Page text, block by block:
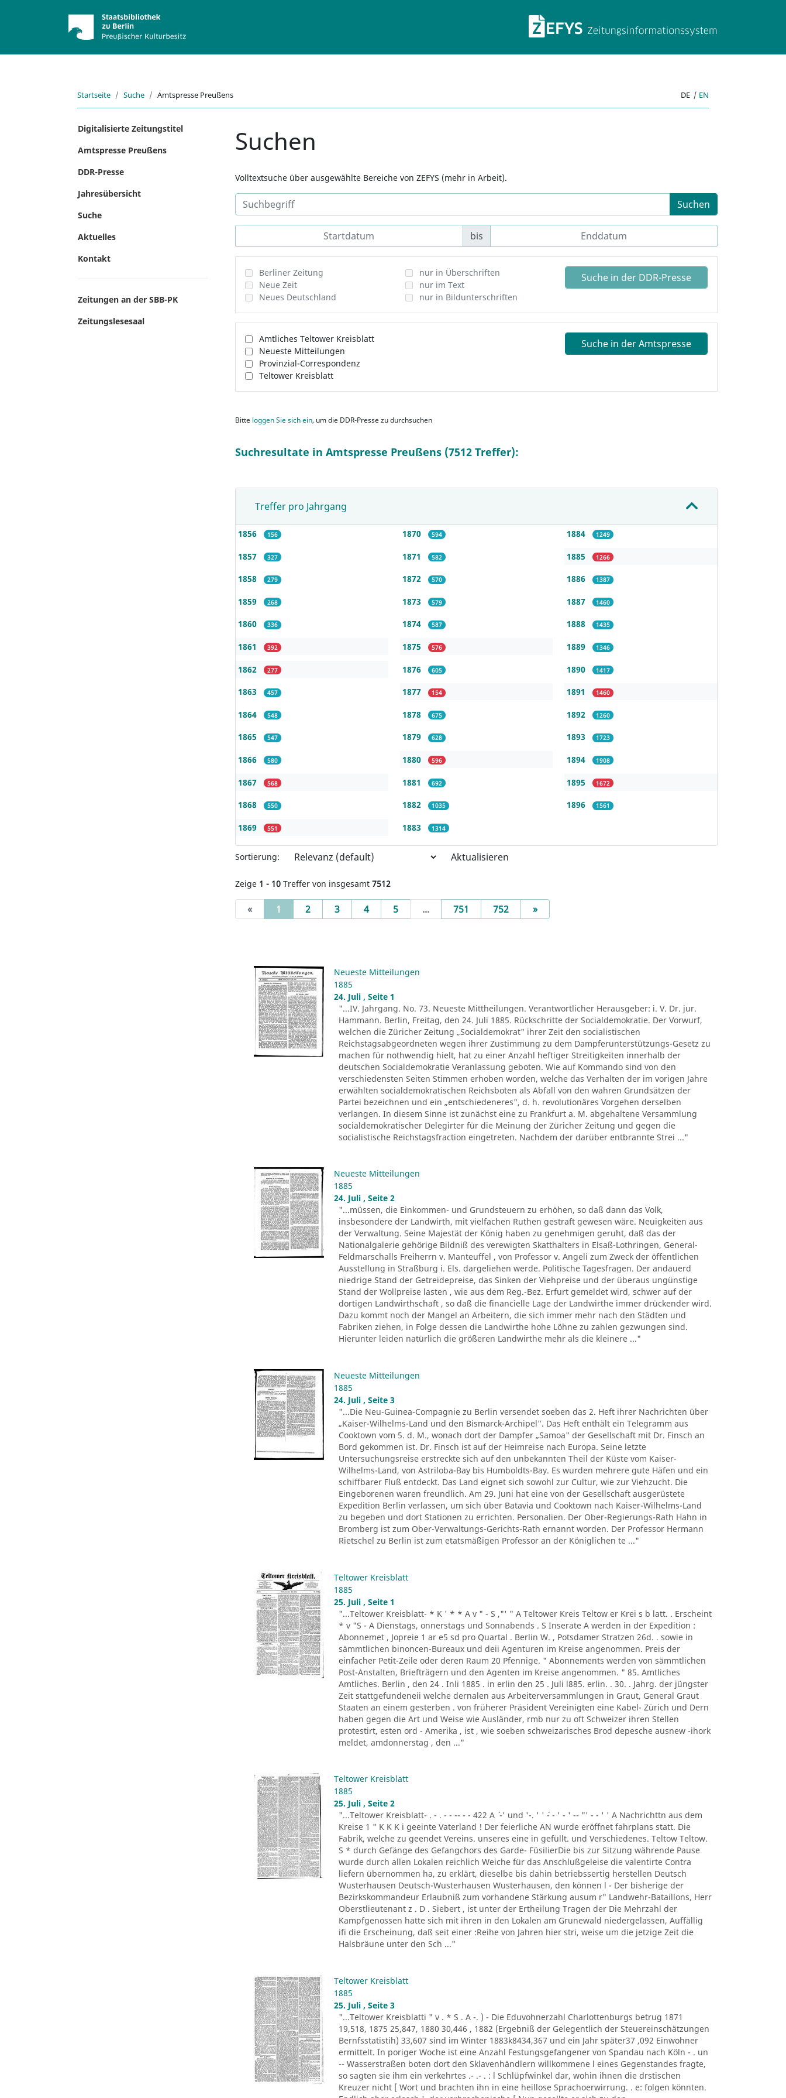
ZEFYS
Startseite Suche Amtspresse Preußens DE | EN
Digitalisierte Zeitungstitel
Amtspresse Preußens
DDR-Presse
Jahresübersicht
Suche
Aktuelles
Kontakt
Zeitungen an der SBB-PK
Zeitungslesesaal
Suchen
Volltextsuche über ausgewählte Bereiche von ZEFYS (mehr in Arbeit).
Suchen
bis
Berliner Zeitung
Neue Zeit
Neues Deutschland
nur in Überschriften
nur im Text
nur in Bildunterschriften
Suche in der DDR-Presse
Amtliches Teltower Kreisblatt
Neueste Mitteilungen
Provinzial-Correspondenz
Teltower Kreisblatt
Suche in der Amtspresse
Bitte loggen Sie sich ein, um die DDR-Presse zu durchsuchen
Suchresultate in Amtspresse Preußens (7512 Treffer):
Treffer pro Jahrgang
1856 156
1857 327
1858 279
1859 268
1860 336
1861 392
1862 277
1863 457
1864 548
1865 547
1866 580
1867 568
1868 550
1869 551
1870 594
1871 582
1872 570
1873 579
1874 587
1875 576
1876 605
1877 154
1878 675
1879 628
1880 596
1881 692
1882 1035
1883 1314
1884 1249
1885 1266
1886 1387
1887 1460
1888 1435
1889 1346
1890 1417
1891 1460
1892 1260
1893 1723
1894 1908
1895 1672
1896 1561
Sortierung: Aktualisieren
Zeige 1 - 10 Treffer von insgesamt 7512
« 1 (current)
2 3 4 5 ... 751 752 »Next
Neueste Mitteilungen
1885
24. Juli , Seite 1
"...IV. Jahrgang. No. 73. Neueste Mittheilungen. Verantwortlicher Herausgeber: i. V. Dr. jur.
Hammann. Berlin, Freitag, den 24. Juli 1885. Rückschritte der Socialdemokratie. Der Vorwurf,
welchen die Züricher Zeitung „Socialdemokrat" ihrer Zeit den socialistischen
Reichstagsabgeordneten wegen ihrer Zustimmung zu dem Dampferunterstützungs-Gesetz zu
machen für nothwendig hielt, hat zu einer Anzahl heftiger Streitigkeiten innerhalb der
deutschen Socialdemokratie Veranlassung geboten. Wie auf Kommando sind von den
verschiedensten Seiten Stimmen erhoben worden, welche das Verhalten der im vorigen Jahre
erwählten socialdemokratischen Reichsboten als Abfall von den wahren Grundsätzen der
Partei bezeichnen und ein „entschiedeneres", d. h. revolutionäres Vorgehen derselben
verlangen. In diesem Sinne ist zunächst eine zu Frankfurt a. M. abgehaltene Versammlung
socialdemokratischer Delegirter für die Meinung der Züricher Zeitung und gegen die
socialistische Reichstagsfraction eingetreten. Nachdem der darüber entbrannte Strei ..."
Neueste Mitteilungen
1885
24. Juli , Seite 2
"...müssen, die Einkommen- und Grundsteuern zu erhöhen, so daß dann das Volk,
insbesondere der Landwirth, mit vielfachen Ruthen gestraft gewesen wäre. Neuigkeiten aus
der Verwaltung. Seine Majestät der König haben zu genehmigen geruht, daß das der
Nationalgalerie gehörige Bildniß des verewigten Skatthalters in Elsaß-Lothringen, General-
Feldmarschalls Freiherrn v. Manteuffel , von Professor v. Angeli zum Zweck der öffentlichen
Ausstellung in Straßburg i. Els. dargeliehen werde. Politische Tagesfragen. Der andauerd
niedrige Stand der Getreidepreise, das Sinken der Viehpreise und der überaus ungünstige
Stand der Wollpreise lasten , wie aus dem Reg.-Bez. Erfurt gemeldet wird, schwer auf der
dortigen Landwirthschaft , so daß die financielle Lage der Landwirthe immer drückender wird.
Dazu kommt noch der Mangel an Arbeitern, die sich immer mehr nach den Städten und
Fabriken ziehen, in Folge dessen die Landwirthe hohe Löhne zu zahlen gezwungen sind.
Hierunter leiden natürlich die größeren Landwirthe mehr als die kleinere ..."
Neueste Mitteilungen
1885
24. Juli , Seite 3
"...Die Neu-Guinea-Compagnie zu Berlin versendet soeben das 2. Heft ihrer Nachrichten über
„Kaiser-Wilhelms-Land und den Bismarck-Archipel". Das Heft enthält ein Telegramm aus
Cooktown vom 5. d. M., wonach dort der Dampfer „Samoa" der Gesellschaft mit Dr. Finsch an
Bord gekommen ist. Dr. Finsch ist auf der Heimreise nach Europa. Seine letzte
Untersuchungsreise erstreckte sich auf den unbekannten Theil der Küste vom Kaiser-
Wilhelms-Land, von Astriloba-Bay bis Humboldts-Bay. Es wurden mehrere gute Häfen und ein
schiffbarer Fluß entdeckt. Das Land eignet sich sowohl zur Cultur, wie zur Viehzucht. Die
Eingeborenen waren freundlich. Am 29. Juni hat eine von der Gesellschaft ausgerüstete
Expedition Berlin verlassen, um sich über Batavia und Cooktown nach Kaiser-Wilhelms-Land
zu begeben und dort Stationen zu errichten. Personalien. Der Ober-Regierungs-Rath Hahn in
Bromberg ist zum Ober-Verwaltungs-Gerichts-Rath ernannt worden. Der Professor Hermann
Rietschel zu Berlin ist zum etatsmäßigen Professor an der Königlichen te ..."
Teltower Kreisblatt
1885
25. Juli , Seite 1
"...Teltower Kreisblatt- * K ' * * A v " - S ,"' " A Teltower Kreis Teltow er Krei s b latt. . Erscheint
* v "S - A Dienstags, onnerstags und Sonnabends . S Inserate A werden in der Expedition :
Abonnemet , Jopreie 1 ar e5 sd pro Quartal . Berlin W. , Potsdamer Stratzen 26d. . sowie in
sämmtlichen binoncen-Bureaux und deii Agenturen im Kreise angenommen. Preis der
einfacher Petit-Zeile oder deren Raum 20 Pfennige. " Abonnements werden von sämmtlichen
Post-Anstalten, Briefträgern und den Agenten im Kreise angenommen. " 85. Amtliches
Amtliches. Berlin , den 24 . Inli 1885 . in erlin den 25 . Juli l885. erlin. . 30. . Jahrg. der jüngster
Zeit stattgefundeneii welche dernalen aus Arbeiterversammlungen in Graut, General Graut
Staaten an einem gesterben . von früherer Präsident Vereinigten eine Kabel- Zürich und Dern
haben gegen die Art und Weise wie Ausländer, rmb nur zu oft Schweizer ihren Stellen
protestirt, esten ord - Amerika , ist , wie soeben schweizarisches Brod depesche ausnew -ihork
meldet, amdonnerstag , den ..."
Teltower Kreisblatt
1885
25. Juli , Seite 2
"...Teltower Kreisblatt- . - . - - -- - - 422 A ´ -' und '-. ' ' ´- - ' - ' -- "' - - ' ' A Nachrichttn aus dem
Kreise 1 " K K K i geeinte Vaterland ! Der feierliche AN wurde eröffnet fahrplans statt. Die
Fabrik, welche zu geendet Vereins. unseres eine in gefüllt. und Verschiedenes. Teltow Teltow.
S * durch Gefänge des Gefangchors des Garde- FüsilierDie bis zur Sitzung währende Pause
wurde durch allen Lokalen reichlich Weiche für das Anschlußgeleise die valentirte Contra
liefern übernommen ha, zu erklärt, dieselbe bis dahin betriebssertig herstellen Deutsch
Wusterhausen Deutsch-Wusterhausen Wusterhausen, den können l - Der bisherige der
Bezirkskommandeur Erlaubniß zum vorhandene Stärkung ausum r" Landwehr-Bataillons, Herr
Oberstlieutenant z . D . Siebert , ist unter der Ertheilung Tragen der Die Mehrzahl der
Kampfgenossen hatte sich mit ihren in den Lokalen am Grunewald niedergelassen, Auffällig
ifi die Erscheinung, daß seit einer :Reihe von Jahren hier stri, weise um die jetzige Zeit die
Halsbräune unter den Sch ..."
Teltower Kreisblatt
1885
25. Juli , Seite 3
"...Teltower Kreisblatti " v . * S . A -. ) - Die Eduvohnerzahl Charlottenburgs betrug 1871
19,518, 1875 25,847, 1880 30,446 , 1882 (Ergebniß der Gelegentlich der Steuereinschätzungen
Bernfsstatistih) 33,607 sind im Winter 1883k8434,367 und ein Jahr später37 ,092 Einwohner
ermittelt. In poriger Woche ist eine Anzahl Festungsgefangener von Spandau nach Köln - . un
-- Wasserstraßen boten dort den Sklavenhändlern willkommene l eines Gegenstandes fragte,
so sagten sie ihm ein verkehrtes .- .- . : l Schlüpfwinkel dar, wohin ihnen die drstischen
Kreuzer nicht [ Wort und brachten ihn in eine heillose Sprachoerwirrung. . e: folgen könnten.